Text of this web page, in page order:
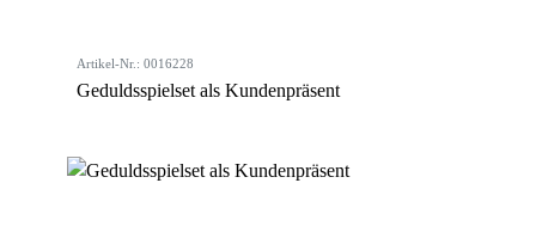
Artikel-Nr.: 0016228
Geduldsspielset als Kundenpräsent